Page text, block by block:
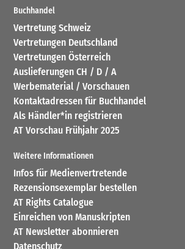
Buchhandel
Vertretung Schweiz
Vertretungen Deutschland
Vertretungen Österreich
Auslieferungen CH / D / A
Werbematerial / Vorschauen
Kontaktadressen für Buchhandel
Als Händler*in registrieren
AT Vorschau Frühjahr 2025
Weitere Informationen
Infos für Medienvertretende
Rezensionsexemplar bestellen
AT Rights Catalogue
Einreichen von Manuskripten
AT Newsletter abonnieren
Datenschutz